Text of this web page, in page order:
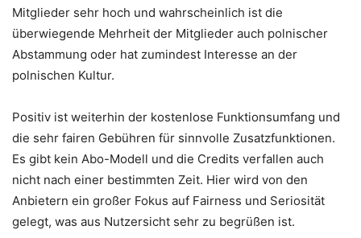
Mitglieder sehr hoch und wahrscheinlich ist die
überwiegende Mehrheit der Mitglieder auch polnischer
Abstammung oder hat zumindest Interesse an der
polnischen Kultur.
Positiv ist weiterhin der kostenlose Funktionsumfang und
die sehr fairen Gebühren für sinnvolle Zusatzfunktionen.
Es gibt kein Abo-Modell und die Credits verfallen auch
nicht nach einer bestimmten Zeit. Hier wird von den
Anbietern ein großer Fokus auf Fairness und Seriosität
gelegt, was aus Nutzersicht sehr zu begrüßen ist.